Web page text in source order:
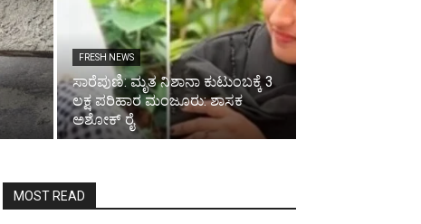
FRESH NEWS
ಸಾರೆಪುಣಿ: ಮೃತ ನಿಶಾನಾ ಕುಟುಂಬಕ್ಕೆ 3
ಲಕ್ಷ ಪರಿಹಾರ ಮಂಜೂರು: ಶಾಸಕ
ಅಶೋಕ್ ರೈ
MOST READ